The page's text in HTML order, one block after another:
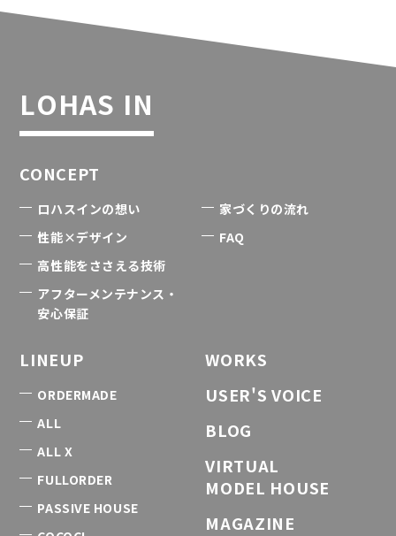
LOHAS IN
CONCEPT
ロハスインの想い
性能×デザイン
高性能をささえる技術
アフターメンテナンス・
安心保証
家づくりの流れ
FAQ
LINEUP
ORDERMADE
ALL
ALL X
FULLORDER
PASSIVE HOUSE
WORKS
USER'S VOICE
BLOG
VIRTUAL
MODEL HOUSE
MAGAZINE